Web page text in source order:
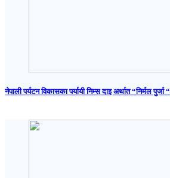
नेपाली पर्यटन विकासका पर्यायी निम्स दाइ अर्थात “निर्मल पुर्जा “